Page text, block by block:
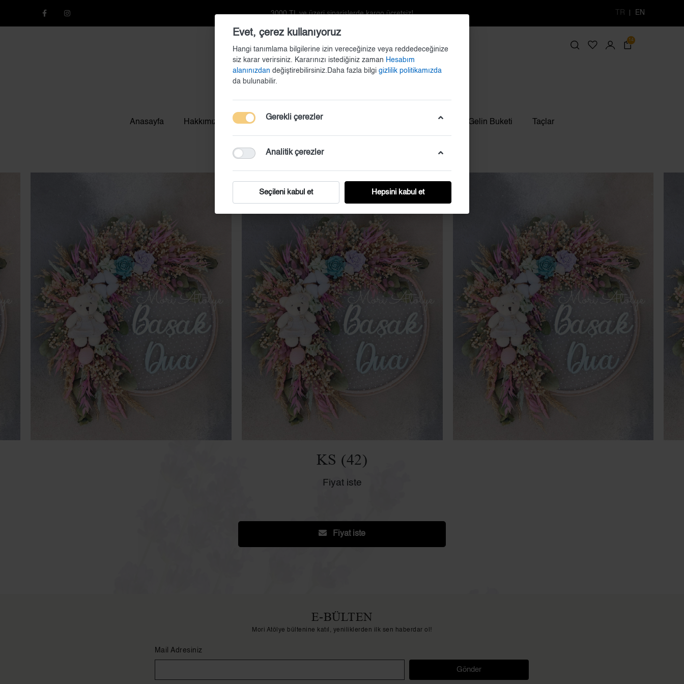
3000 TL ve üzeri siparişlerde kargo ücretsiz! TR EN
14
Anasayfa Hakkımızda Kapı Süsü Doğum Setleri Gelin Buketi Taçlar
KS (42)
Fiyat iste
Fiyat iste
E-BÜLTEN
Mori Atölye bültenine katıl, yeniliklerden ilk sen haberdar ol!
Mail Adresiniz
Gönder
Evet, çerez kullanıyoruz
Hangi tanımlama bilgilerine izin vereceğinize veya reddedeceğinize
siz karar verirsiniz. Kararınızı istediğiniz zaman Hesabım
alanınızdan değiştirebilirsiniz.Daha fazla bilgi gizlilik politikamızda
da bulunabilir.
Gerekli çerezler
Analitik çerezler
Seçileni kabul et Hepsini kabul et